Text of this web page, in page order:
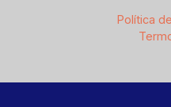
Política